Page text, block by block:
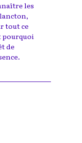
les
tout ce
pourquoi
de